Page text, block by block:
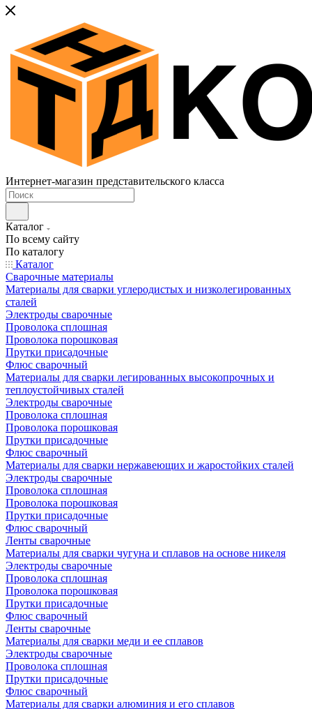
Интернет-магазин представительского класса
Каталог
По всему сайту
По каталогу
Каталог
Сварочные материалы
Материалы для сварки углеродистых и низколегированных
сталей
Электроды сварочные
Проволока сплошная
Проволока порошковая
Прутки присадочные
Флюс сварочный
Материалы для сварки легированных высокопрочных и
теплоустойчивых сталей
Электроды сварочные
Проволока сплошная
Проволока порошковая
Прутки присадочные
Флюс сварочный
Материалы для сварки нержавеющих и жаростойких сталей
Электроды сварочные
Проволока сплошная
Проволока порошковая
Прутки присадочные
Флюс сварочный
Ленты сварочные
Материалы для сварки чугуна и сплавов на основе никеля
Электроды сварочные
Проволока сплошная
Проволока порошковая
Прутки присадочные
Флюс сварочный
Ленты сварочные
Материалы для сварки меди и ее сплавов
Электроды сварочные
Проволока сплошная
Прутки присадочные
Флюс сварочный
Материалы для сварки алюминия и его сплавов